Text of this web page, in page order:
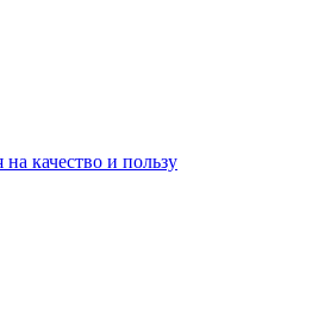
качество и пользу